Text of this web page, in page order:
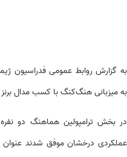
به گزارش روابط عمومی فدراسیون
به میزبانی هنگ‌کنگ با کسب مدال
در بخش ترامپولین هماهنگ دو نفره
عملکردی درخشان موفق شدند عنوان